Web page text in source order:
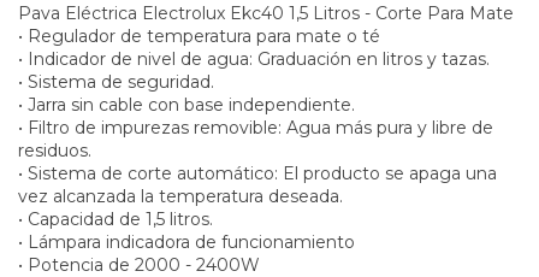
Pava Eléctrica Electrolux Ekc40 1,5 Litros - Corte Para Mate
• Regulador de temperatura para mate o té
• Indicador de nivel de agua: Graduación en litros y tazas.
• Sistema de seguridad.
• Jarra sin cable con base independiente.
• Filtro de impurezas removible: Agua más pura y libre de
residuos.
• Sistema de corte automático: El producto se apaga una
vez alcanzada la temperatura deseada.
• Capacidad de 1,5 litros.
• Lámpara indicadora de funcionamiento
• Potencia de 2000 - 2400W